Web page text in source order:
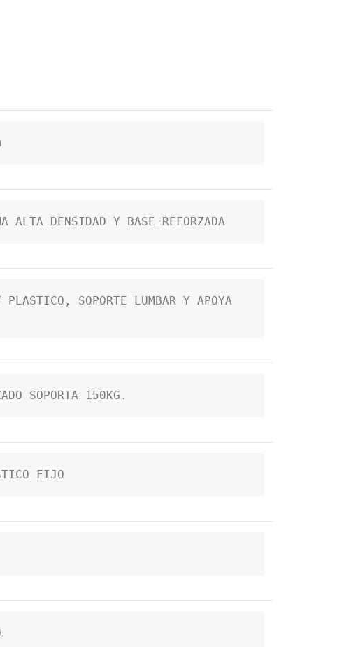
ALTA DENSIDAD Y BASE REFORZADA
PLASTICO, SOPORTE LUMBAR Y APOYA
SOPORTA 150KG.
FIJO